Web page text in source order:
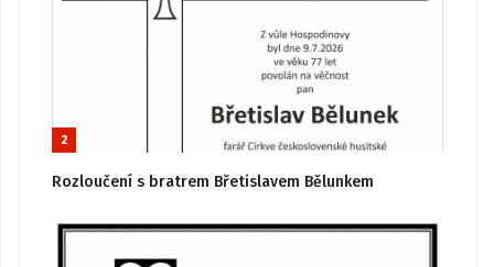
2
Rozloučení s bratrem Břetislavem Bělunkem